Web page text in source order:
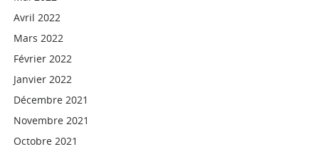
Avril 2022
Mars 2022
Février 2022
Janvier 2022
Décembre 2021
Novembre 2021
Octobre 2021